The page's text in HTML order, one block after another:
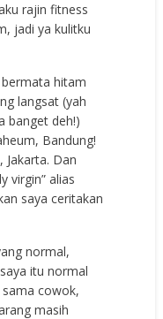
rajin fitness
jadi ya kulitku
hitam
langsat (yah
banget deh!)
Bandung!
Dan
virgin” alias
saya ceritakan
normal,
itu normal
cowok,
masih